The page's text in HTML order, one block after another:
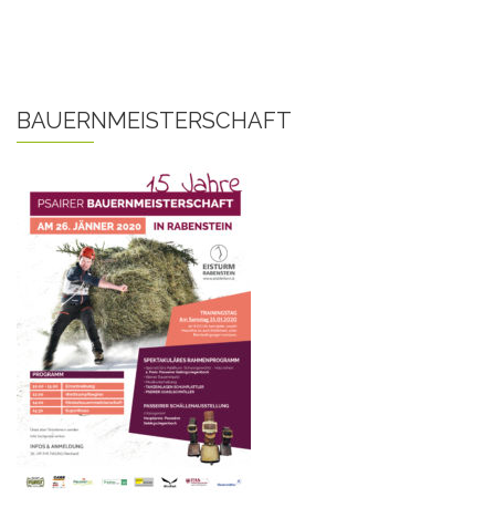
BAUERNMEISTERSCHAFT